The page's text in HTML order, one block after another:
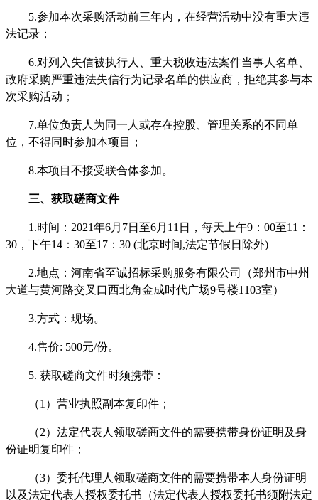
5.参加本次采购活动前三年内，在经营活动中没有重大违
法记录；
6.对列入失信被执行人、重大税收违法案件当事人名单、
政府采购严重违法失信行为记录名单的供应商，拒绝其参与本
次采购活动；
7.单位负责人为同一人或存在控股、管理关系的不同单
位，不得同时参加本项目；
8.本项目不接受联合体参加。
三、获取磋商文件
1.时间：2021年6月7日至6月11日，每天上午9：00至11：
30，下午14：30至17：30 (北京时间,法定节假日除外)
2.地点：河南省至诚招标采购服务有限公司（郑州市中州
大道与黄河路交叉口西北角金成时代广场9号楼1103室）
3.方式：现场。
4.售价: 500元/份。
5. 获取磋商文件时须携带：
（1）营业执照副本复印件；
（2）法定代表人领取磋商文件的需要携带身份证明及身
份证明复印件；
（3）委托代理人领取磋商文件的需要携带本人身份证明
以及法定代表人授权委托书（法定代表人授权委托书须附法定